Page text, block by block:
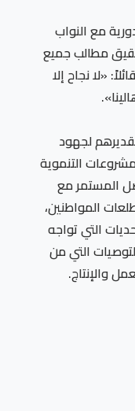
مع النواب
مطالب جميع
«لا نجاح إلا
لجهود
التنموية
المستمر مع
المواطنين،
التي تواجه
التي من
والإنتاج.